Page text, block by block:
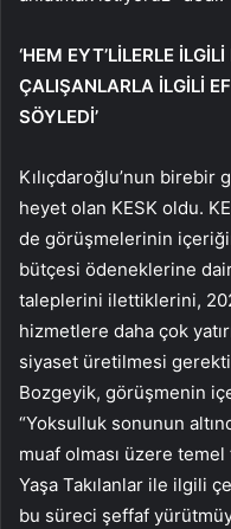
‘HEM EYT’LİLERLE
ÇALIŞANLARLA İLGİLİ
SÖYLEDİ’
Kılıçdaroğlu’nun birebir
heyet olan KESK oldu.
de görüşmelerinin
bütçesi ödeneklerine
taleplerini ilettiklerini,
hizmetlere daha çok
siyaset üretilmesi
Bozgeyik, görüşmenin
“Yoksulluk sonunun
muaf olması üzere
Yaşa Takılanlar ile ilgili
bu süreci şeffaf